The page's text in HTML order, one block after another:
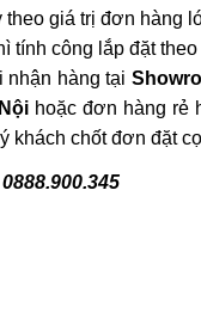
giá trị đơn hàng
tính công lắp đặt
hàng tại
hoặc đơn hàng rẻ
khách chốt đơn đặt